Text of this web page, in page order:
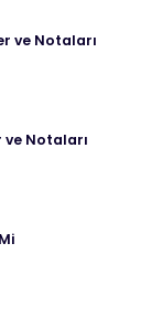
ve Notaları
ve Notaları